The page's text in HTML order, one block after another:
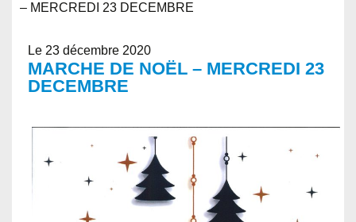
– MERCREDI 23 DECEMBRE
Le 23 décembre 2020
MARCHE DE NOËL – MERCREDI 23
DECEMBRE